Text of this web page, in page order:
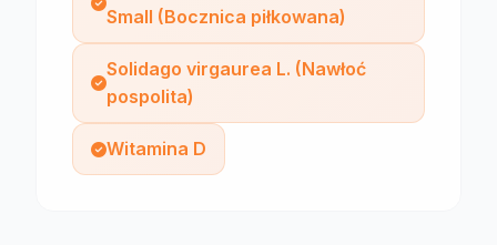
Small (Bocznica piłkowana)
Solidago virgaurea L. (Nawłoć
pospolita)
Witamina D